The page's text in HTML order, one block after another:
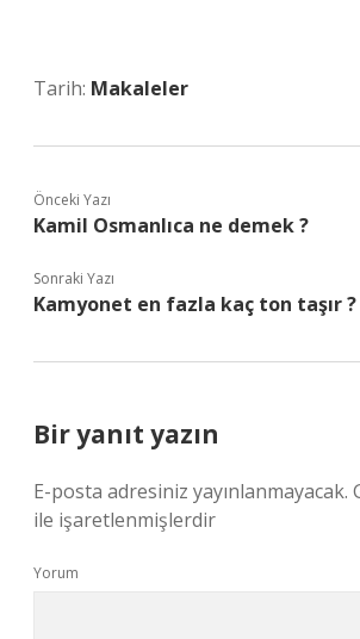
Tarih: Makaleler
Önceki Yazı
Kamil Osmanlıca ne demek ?
Sonraki Yazı
Kamyonet en fazla kaç ton taşır ?
Bir yanıt yazın
E-posta adresiniz yayınlanmayacak.
ile işaretlenmişlerdir
Yorum